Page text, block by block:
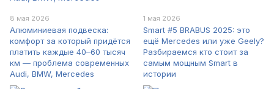
8 мая 2026
Алюминиевая подвеска:
комфорт за который придётся
платить каждые 40–60 тысяч
км — проблема современных
Audi, BMW, Mercedes
1 мая 2026
Smart #5 BRABUS 2025: это
ещё Mercedes или уже Geely?
Разбираемся кто стоит за
самым мощным Smart в
истории